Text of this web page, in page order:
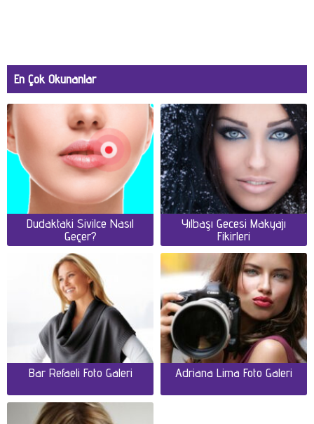
En Çok Okunanlar
Dudaktaki Sivilce Nasıl
Geçer?
Yılbaşı Gecesi Makyajı
Fikirleri
Bar Refaeli Foto Galeri Adriana Lima Foto Galeri